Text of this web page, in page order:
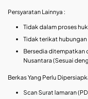
Persyaratan Lainnya :
Tidak dalam proses
Tidak terikat
Bersedia ditempatkan
Nusantara (Sesuai
Berkas Yang Perlu
Scan Surat lamaran